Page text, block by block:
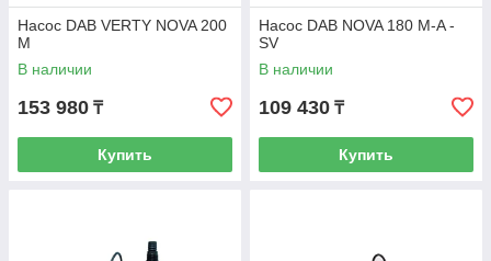
Насос DAB VERTY NOVA 200
M
В наличии
153 980 ₸
Купить
Насос DAB NOVA 180 M-A -
SV
В наличии
109 430 ₸
Купить